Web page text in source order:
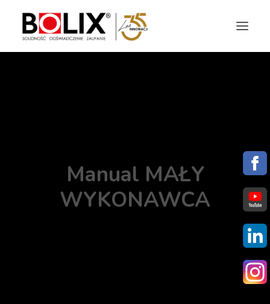
STREFA BOLIX
DO POBRANIA
Manual MAŁY
WYKONAWCA